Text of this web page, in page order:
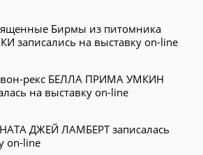
Бирмы из питомника
записались на выставку on-line
рекс БЕЛЛА ПРИМА УМКИН
на выставку on-line
ДЖЕЙ ЛАМБЕРТ записалась
on-line